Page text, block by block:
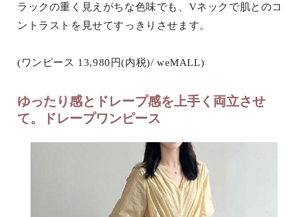
ラックの重く見えがちな色味でも、Vネックで肌とのコ
ントラストを見せてすっきりさせます。
(ワンピース 13,980円(内税)/ weMALL)
ゆったり感とドレープ感を上手く両立させ
て。ドレープワンピース